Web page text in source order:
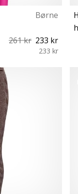
Børne
261 kr 233 kr
233 kr